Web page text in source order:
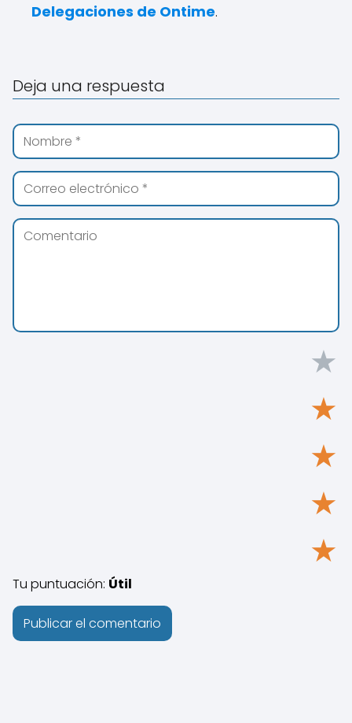
Delegaciones de Ontime.
Deja una respuesta
★
★
★
★
★
Tu puntuación: Útil